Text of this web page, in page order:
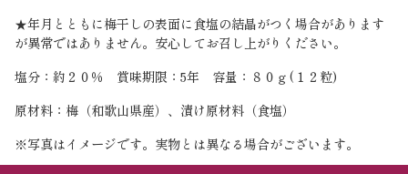
★年月とともに梅干しの表面に食塩の結晶がつく場合があります
が異常ではありません。安心してお召し上がりください。
塩分：約２０％ 賞味期限：5年 容量：８０ｇ(１２粒)
原材料：梅（和歌山県産）、漬け原材料（食塩）
※写真はイメージです。実物とは異なる場合がございます。